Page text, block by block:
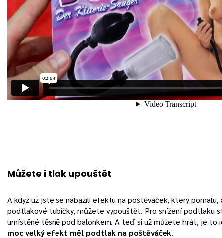
Můžete i tlak upouštět
A když už jste se nabažili efektu na poštěváček, který
podtlakové tubičky, můžete vypouštět. Pro snížení podtlaku
umístěné těsně pod balonkem. A teď si už můžete hrát, je to
moc velký efekt měl podtlak na poštěváček.